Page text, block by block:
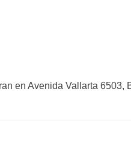
en Avenida Vallarta 6503,